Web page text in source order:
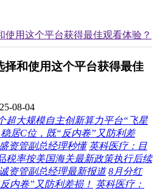
使用这个平台获得最佳观看体验？
择和使用这个平台获得最佳
08-04
超大规模自主创新算力平台“飞星
居C位，既“反内卷”又防利差
资管副总经理秒懂 英科医疗：目
税率按美国海关最新政策执行后续
资管副总经理最新报道 8月分红
内卷”又防利差损！ 英科医疗：